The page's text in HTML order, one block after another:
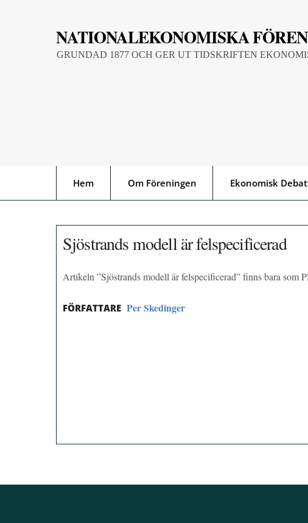
NATIONALEKONOMISKA
GRUNDAD 1877 OCH GER UT TIDSKRIFTEN
Hem Om Föreningen Ekonomisk
Sjöstrands modell är felspecificerad
Artikeln ”Sjöstrands modell är felspecificerad” finns bara som
FÖRFATTARE Per Skedinger